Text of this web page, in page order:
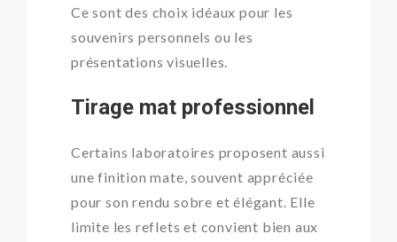
Ce sont des choix idéaux pour les
souvenirs personnels ou les
présentations visuelles.
Tirage mat professionnel
Certains laboratoires proposent aussi
une finition mate, souvent appréciée
pour son rendu sobre et élégant. Elle
limite les reflets et convient bien aux